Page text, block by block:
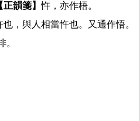
正韻箋】忤，亦作梧。
，與人相當忤也。又通作悟。
。